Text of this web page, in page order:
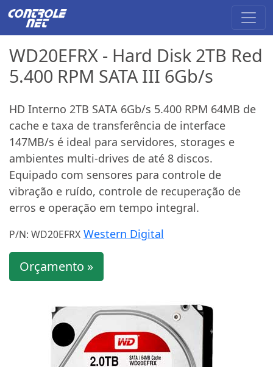
WD20EFRX - Hard Disk 2TB Red
5.400 RPM SATA III 6Gb/s
HD Interno 2TB SATA 6Gb/s 5.400 RPM 64MB de
cache e taxa de transferência de interface
147MB/s é ideal para servidores, storages e
ambientes multi-drives de até 8 discos.
Equipado com sensores para controle de
vibração e ruído, controle de recuperação de
erros e operação em tempo integral.
P/N: WD20EFRX Western Digital
Orçamento »